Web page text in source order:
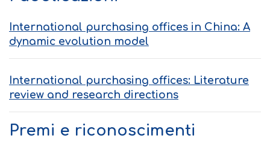
International purchasing offices in China: A
dynamic evolution model
International purchasing offices: Literature
review and research directions
Premi e riconoscimenti